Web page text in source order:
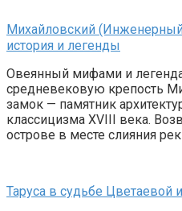
Михайловский
история и легенды
Овеянный мифами и
средневековую крепость
замок — памятник
классицизма XVIII века.
острове в месте слияния
Таруса в судьбе Цветаевой